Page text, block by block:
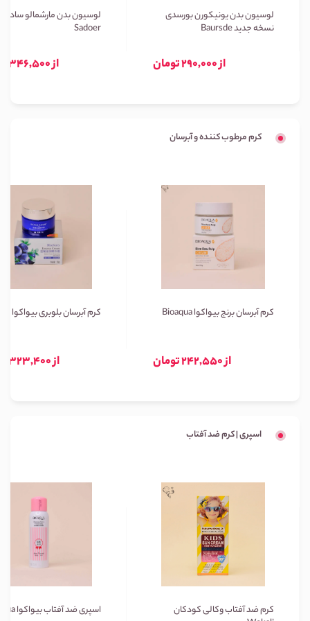
لوسیون بدن یونیکورن بورسدی
نسخه جدید Baursde
از 290,000 تومان
لوسیون بدن مارشمالو سادور
Sadoer
از 346,500 تومان
کرم مرطوب کننده و آبرسان
کرم آبرسان برنج بیواکوا Bioaqua
از 242,550 تومان
کرم آبرسان بلوبری بیواکوا Bioaqua
از 323,400 تومان
اسپری | کرم ضد آفتاب
کرم ضد آفتاب وکالی کودکان
اسپری ضد آفتاب بیواکوا Bioaqua